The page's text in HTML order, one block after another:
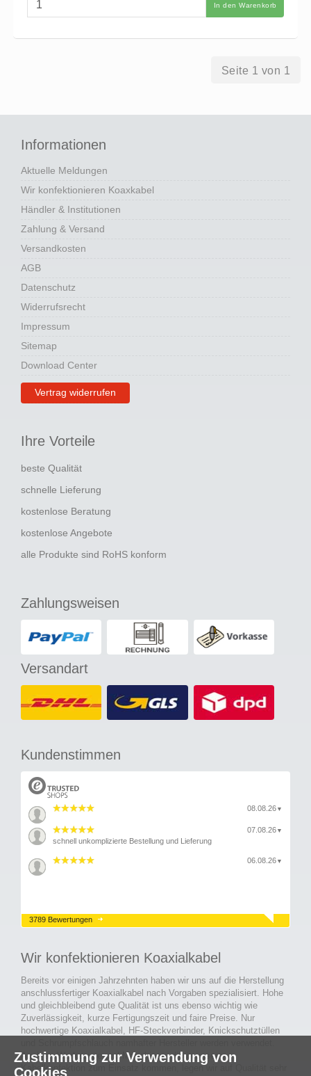
In den Warenkorb
Seite 1 von 1
Informationen
Aktuelle Meldungen
Wir konfektionieren Koaxkabel
Händler & Institutionen
Zahlung & Versand
Versandkosten
AGB
Datenschutz
Widerrufsrecht
Impressum
Sitemap
Download Center
Vertrag widerrufen
Ihre Vorteile
beste Qualität
schnelle Lieferung
kostenlose Beratung
kostenlose Angebote
alle Produkte sind RoHS konform
Zahlungsweisen
Versandart
Kundenstimmen
08.08.26 ▼
07.08.26 ▼
schnell unkomplizierte Bestellung und Lieferung
06.08.26 ▼
3789 Bewertungen
Wir konfektionieren Koaxialkabel
Bereits vor einigen Jahrzehnten haben wir uns auf die Herstellung
anschlussfertiger Koaxialkabel nach Vorgaben spezialisiert. Hohe
und gleichbleibend gute Qualität ist uns ebenso wichtig wie
Zuverlässigkeit, kurze Fertigungszeit und faire Preise. Nur
hochwertige Koaxialkabel, HF-Steckverbinder, Knickschutztüllen
Auch an Werkzeuge und Maschinen, die in unserer
Kabelkonfektion zum Einsatz kommen, legen wir auf Qualität sehr
Zustimmung zur Verwendung von
Cookies